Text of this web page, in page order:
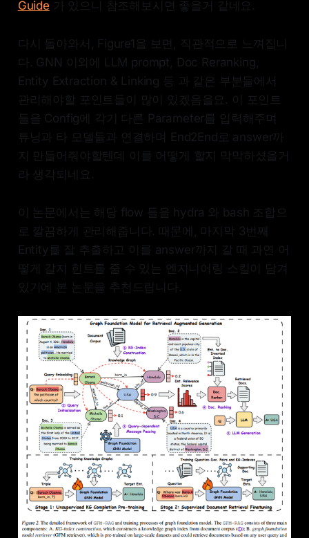
Guide 가 있으니 참조해보시면 좋을거 같네요.
다시 돌아와서, Figure1을 보면, 직관적으로 느껴집니
다. GNN 이외에 LLM prompt, Doc Reranking,
Entity Extraction & Linking 등 과 같은 부분들에서
관리해야할 포인트들이 많이 있겠음을요. 이 포인트
들을 Config에 각기 다른 Parameter를 입력해주며
튜닝과 타 모델들과 연결하며 End2End로 answer까
지 만들어줘야할텐데 이를 어떻게 할지 막막하셨을거
라 생각되네요.
이 논문에서는 해당 flow 들을 hydra 와 bash 조합으
로 깔끔하게 관리해줍니다. 때문에, 마지막 3번째
Entity를 잘 추출하고 이를 answer까지 갈 때 과연 어
떻게 갈지 힌트를 줄 수 있는 엔지니어링 스킬이 담겨
있기에 본 논문을 추천드립니다.